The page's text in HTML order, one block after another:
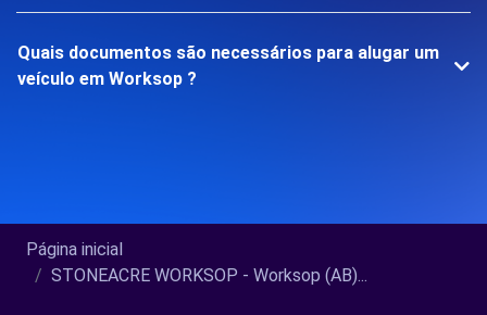
Quais documentos são necessários para alugar um
veículo em Worksop ?
Página inicial
STONEACRE WORKSOP - Worksop (AB)...